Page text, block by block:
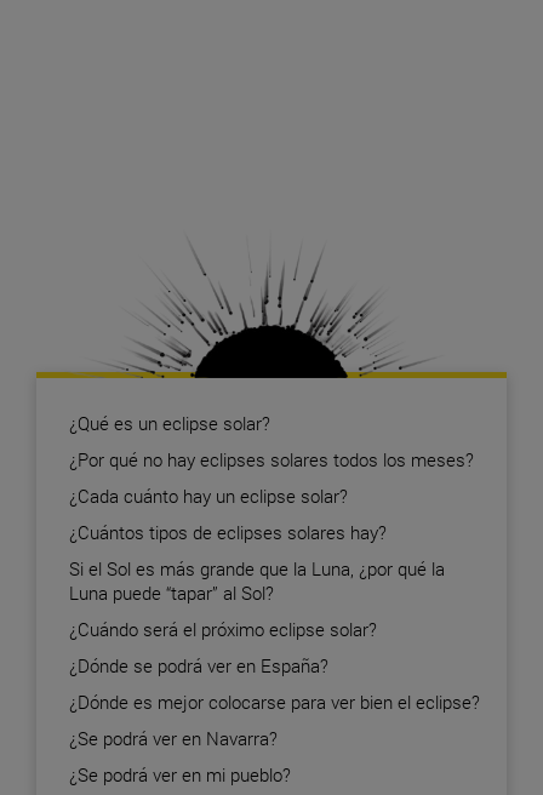
¿Qué es un eclipse solar?
¿Por qué no hay eclipses solares todos los meses?
¿Cada cuánto hay un eclipse solar?
¿Cuántos tipos de eclipses solares hay?
Si el Sol es más grande que la Luna, ¿por qué la
Luna puede “tapar” al Sol?
¿Cuándo será el próximo eclipse solar?
¿Dónde se podrá ver en España?
¿Dónde es mejor colocarse para ver bien el eclipse?
¿Se podrá ver en Navarra?
¿Se podrá ver en mi pueblo?